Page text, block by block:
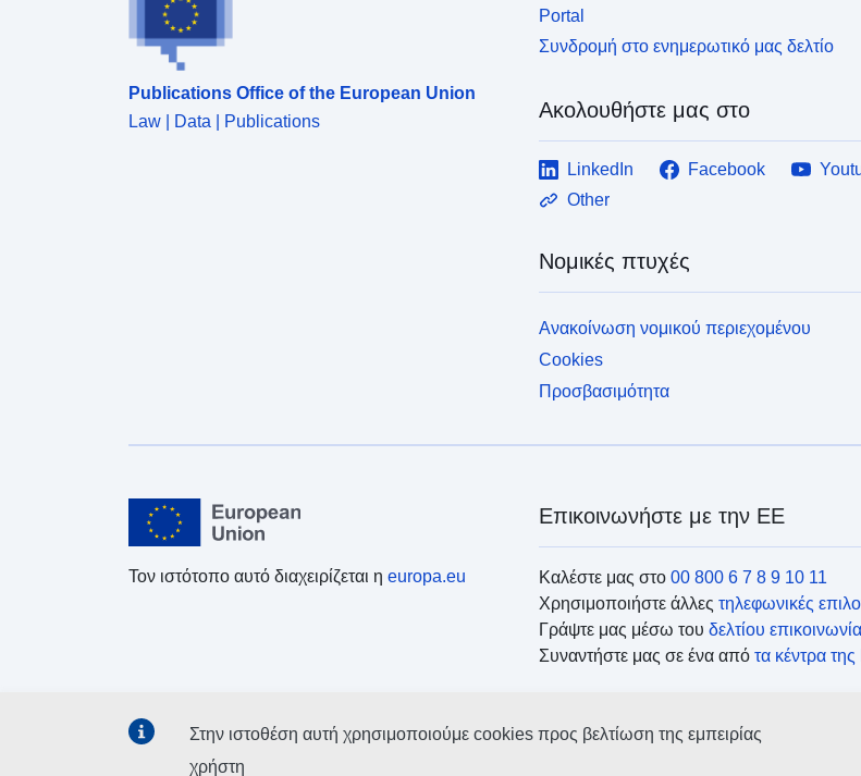
Publications Office of the European Union
Law | Data | Publications
Portal
Συνδρομή στο ενημερωτικό μας δελτίο
Ακολουθήστε μας στο
LinkedIn Facebook
Other
Νομικές πτυχές
Ανακοίνωση νομικού περιεχομένου
Cookies
Προσβασιμότητα
Τον ιστότοπο αυτό διαχειρίζεται η europa.eu
Επικοινωνήστε με την ΕΕ
Καλέστε μας στο 00 800 6 7 8 9 10 11
Χρησιμοποιήστε άλλες τηλεφωνικές
Γράψτε μας μέσω του δελτίου
Συναντήστε μας σε ένα από τα κέντρα
Στην ιστοθέση αυτή χρησιμοποιούμε cookies προς βελτίωση της εμπειρίας
χρήστη